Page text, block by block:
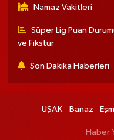
Namaz Vakitleri
Süper Lig Puan
ve Fikstür
Son Dakika Haberleri
UŞAK Banaz
Haber